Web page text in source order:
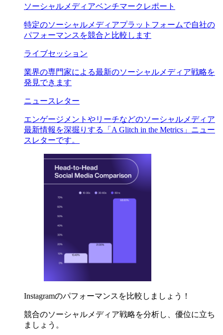
ソーシャルメディアベンチマークレポート
特定のソーシャルメディアプラットフォームで自社の
パフォーマンスを競合と比較します
ライブセッション
業界の専門家による最新のソーシャルメディア戦略を
発見できます
ニュースレター
エンゲージメントやリーチなどのソーシャルメディア
最新情報を深掘りする「A Glitch in the Metrics」ニュー
スレターです。
Instagramのパフォーマンスを比較しましょう！
競合のソーシャルメディア戦略を分析し、優位に立ち
ましょう。